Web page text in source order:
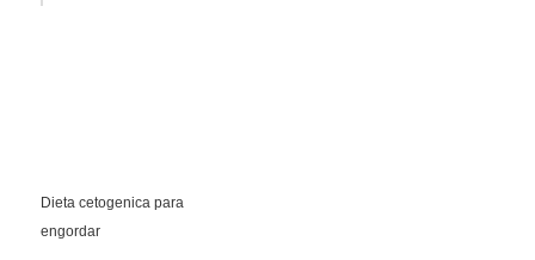
Dieta cetogenica para
engordar